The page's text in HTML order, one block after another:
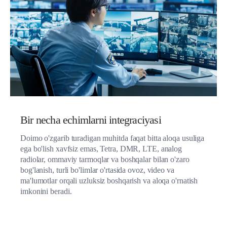
Bir necha echimlarni integraciyasi
Doimo o'zgarib turadigan muhitda faqat bitta aloqa usuliga
ega bo'lish xavfsiz emas, Tetra, DMR, LTE, analog
radiolar, ommaviy tarmoqlar va boshqalar bilan o'zaro
bog'lanish, turli bo'limlar o'rtasida ovoz, video va
ma'lumotlar orqali uzluksiz boshqarish va aloqa o'rnatish
imkonini beradi.